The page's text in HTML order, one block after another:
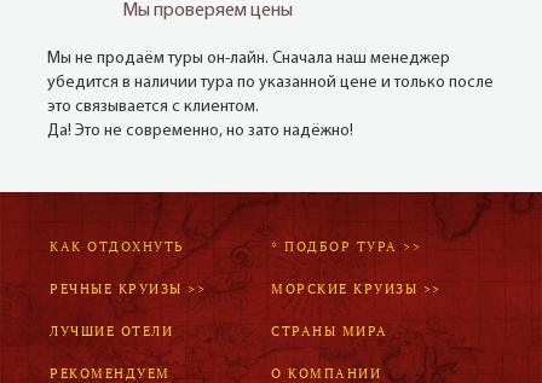
Мы проверяем цены
Мы не продаём туры он-лайн. Сначала наш менеджер
убедится в наличии тура по указанной цене и только после
это связывается с клиентом.
Да! Это не современно, но зато надёжно!
КАК ОТДОХНУТЬ * ПОДБОР ТУРА >>
РЕЧНЫЕ КРУИЗЫ >> МОРСКИЕ КРУИЗЫ >>
ЛУЧШИЕ ОТЕЛИ СТРАНЫ МИРА
РЕКОМЕНДУЕМ О КОМПАНИИ